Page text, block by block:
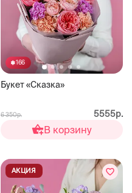
166
Букет «Сказка»
6 350р. 5555р.
В корзину
АКЦИЯ